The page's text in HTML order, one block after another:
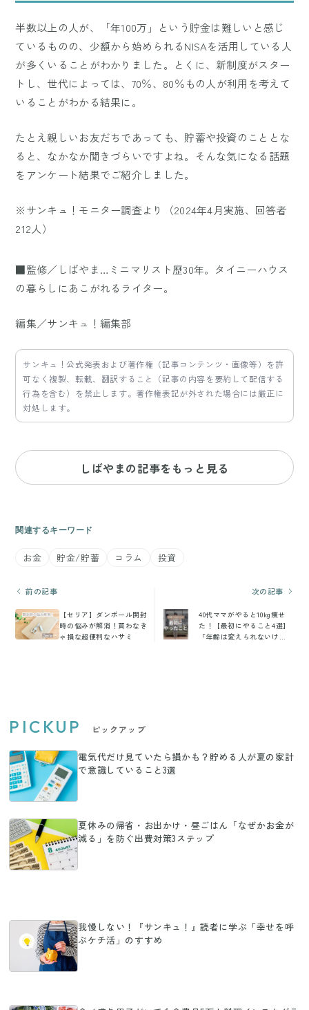
半数以上の人が、「年100万」という貯金は難しいと感じ
ているものの、少額から始められるNISAを活用している人
が多くいることがわかりました。とくに、新制度がスター
トし、世代によっては、70％、80％もの人が利用を考えて
いることがわかる結果に。
たとえ親しいお友だちであっても、貯蓄や投資のこととな
ると、なかなか聞きづらいですよね。そんな気になる話題
をアンケート結果でご紹介しました。
※サンキュ！モニター調査より（2024年4月実施、回答者
212人）
■監修／しばやま…ミニマリスト歴30年。タイニーハウス
の暮らしにあこがれるライター。
編集／サンキュ！編集部
サンキュ！公式発表および著作権（記事コンテンツ・画像等）を許
可なく複製、転載、翻訳すること（記事の内容を要約して配信する
行為を含む）を禁止します。著作権表記が外された場合には厳正に
対処します。
しばやまの記事をもっと見る
関連するキーワード
お金 貯金/貯蓄 コラム 投資
前の記事
【セリア】ダンボール開封
時の悩みが解消！買わなき
ゃ損な超便利なハサミ
次の記事
40代ママがやると10kg痩せ
た！【最初にやること4選】
「年齢は変えられないけ
PICKUP ピックアップ
電気代だけ見ていたら損かも？貯める人が夏の家計
で意識していること3選
夏休みの帰省・お出かけ・昼ごはん「なぜかお金が
減る」を防ぐ出費対策3ステップ
我慢しない！『サンキュ！』読者に学ぶ「幸せを呼
ぶケチ活」のすすめ